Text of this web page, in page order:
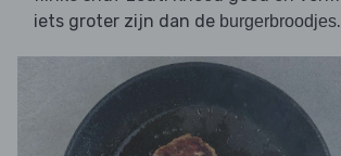
iets groter zijn dan de burgerbroodjes.